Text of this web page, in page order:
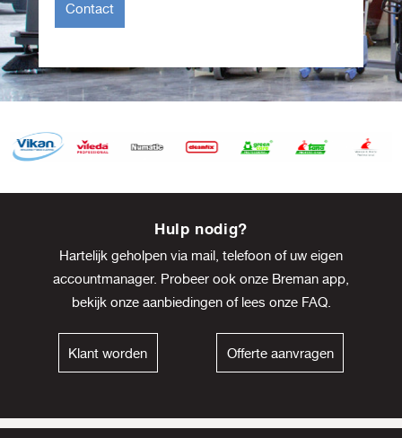
Contact
Hulp nodig?
Hartelijk geholpen via mail, telefoon of uw eigen
accountmanager. Probeer ook onze Breman app,
bekijk onze aanbiedingenof lees onze FAQ.
Klant worden Offerte aanvragen